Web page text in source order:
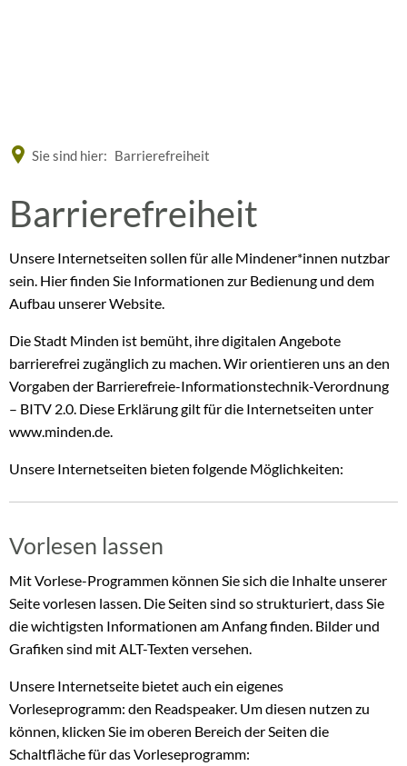
Sie sind hier: Barrierefreiheit
Barrierefreiheit
Unsere Internetseiten sollen für alle Mindener*innen nutzbar
sein. Hier finden Sie Informationen zur Bedienung und dem
Aufbau unserer Website.
Die Stadt Minden ist bemüht, ihre digitalen Angebote
barrierefrei zugänglich zu machen. Wir orientieren uns an den
Vorgaben der Barrierefreie-Informationstechnik-Verordnung
– BITV 2.0. Diese Erklärung gilt für die Internetseiten unter
www.minden.de.
Unsere Internetseiten bieten folgende Möglichkeiten:
Vorlesen lassen
Mit Vorlese-Programmen können Sie sich die Inhalte unserer
Seite vorlesen lassen. Die Seiten sind so strukturiert, dass Sie
die wichtigsten Informationen am Anfang finden. Bilder und
Grafiken sind mit ALT-Texten versehen.
Unsere Internetseite bietet auch ein eigenes
Vorleseprogramm: den Readspeaker. Um diesen nutzen zu
können, klicken Sie im oberen Bereich der Seiten die
Schaltfläche für das Vorleseprogramm: